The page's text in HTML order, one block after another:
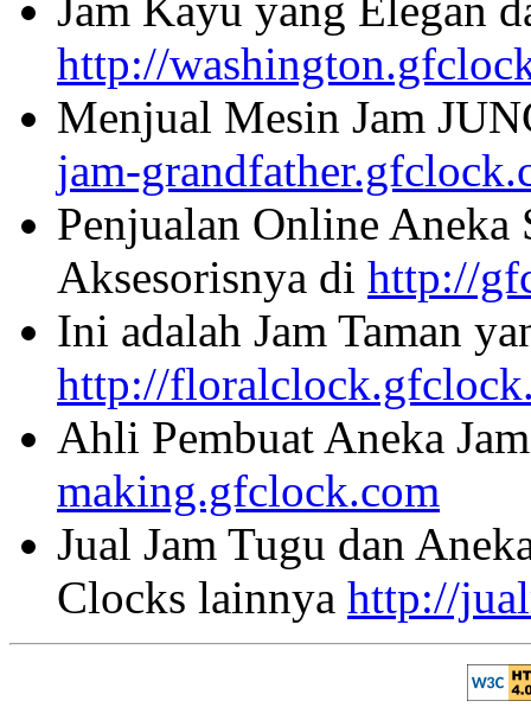
Jam Kayu yang Elegan
http://
Menjual Mesin Jam
jam-
Penjualan Online Aneka
Aksesorisnya di http://
Ini adalah Jam Taman
http://
Ahli Pembuat Aneka
making.gfclock.com
Jual Jam Tugu dan
Clocks lainnya http://